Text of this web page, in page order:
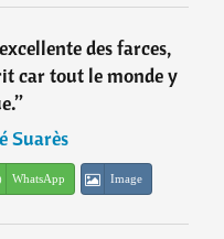
des farces,
car tout le monde y
”
Suarès
WhatsApp Image